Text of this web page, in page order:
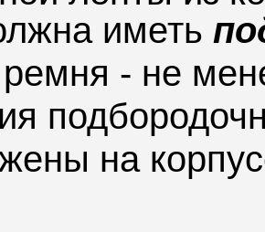
иметь
- не
на